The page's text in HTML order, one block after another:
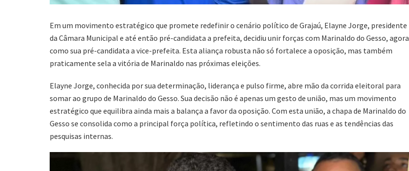
Em um movimento estratégico que promete redefinir o cenário político de Grajaú, Elayne Jorge, presidente
da Câmara Municipal e até então pré-candidata a prefeita, decidiu unir forças com Marinaldo do Gesso, agora
como sua pré-candidata a vice-prefeita. Esta aliança robusta não só fortalece a oposição, mas também
praticamente sela a vitória de Marinaldo nas próximas eleições.
Elayne Jorge, conhecida por sua determinação, liderança e pulso firme, abre mão da corrida eleitoral para
somar ao grupo de Marinaldo do Gesso. Sua decisão não é apenas um gesto de união, mas um movimento
estratégico que equilibra ainda mais a balança a favor da oposição. Com esta união, a chapa de Marinaldo do
Gesso se consolida como a principal força política, refletindo o sentimento das ruas e as tendências das
pesquisas internas.